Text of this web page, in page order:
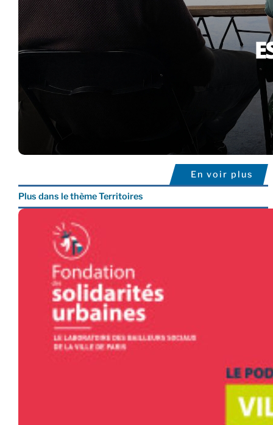
En voir plus
Plus dans le thème Territoires